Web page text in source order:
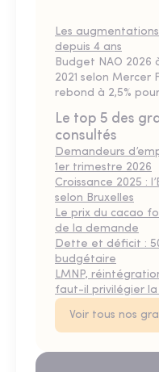
Les
depuis 4 ans
Budget NAO 2026
2021 selon Mercer
rebond à 2,5%
Le top 5 des
consultés
Demandeurs
1er trimestre 2026
Croissance 2025 :
selon Bruxelles
Le prix du cacao
de la demande
Dette et déficit :
budgétaire
LMNP,
faut-il privilégier la
Voir tous nos